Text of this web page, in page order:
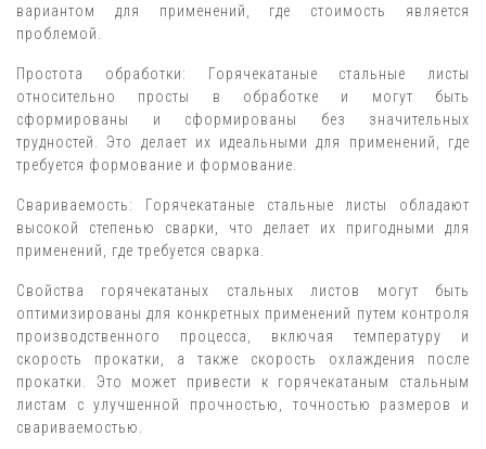
вариантом для применений, где стоимость является
проблемой.
Простота обработки: Горячекатаные стальные листы
относительно просты в обработке и могут быть
сформированы и сформированы без значительных
трудностей. Это делает их идеальными для применений, где
требуется формование и формование.
Свариваемость: Горячекатаные стальные листы обладают
высокой степенью сварки, что делает их пригодными для
применений, где требуется сварка.
Свойства горячекатаных стальных листов могут быть
оптимизированы для конкретных применений путем контроля
производственного процесса, включая температуру и
скорость прокатки, а также скорость охлаждения после
прокатки. Это может привести к горячекатаным стальным
листам с улучшенной прочностью, точностью размеров и
свариваемостью.